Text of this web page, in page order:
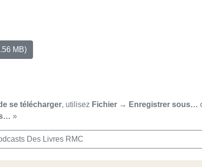
MB)
se télécharger, utilisez Fichier → Enregistrer sous…
»
Des Livres RMC